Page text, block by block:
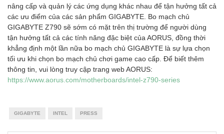
nâng cấp và quản lý các ứng dụng khác nhau để tận hưởng tất cả
các ưu điểm của các sản phẩm GIGABYTE. Bo mạch chủ
GIGABYTE Z790 sẽ sớm có mặt trên thị trường để người dùng
tận hưởng tất cả các tính năng đặc biệt của AORUS, đồng thời
khẳng định một lần nữa bo mạch chủ GIGABYTE là sự lựa chọn
tối ưu khi chọn bo mạch chủ chơi game cao cấp. Để biết thêm
thông tin, vui lòng truy cập trang web AORUS:
https://www.aorus.com/motherboards/intel-z790-series
GIGABYTE INTEL PRESS